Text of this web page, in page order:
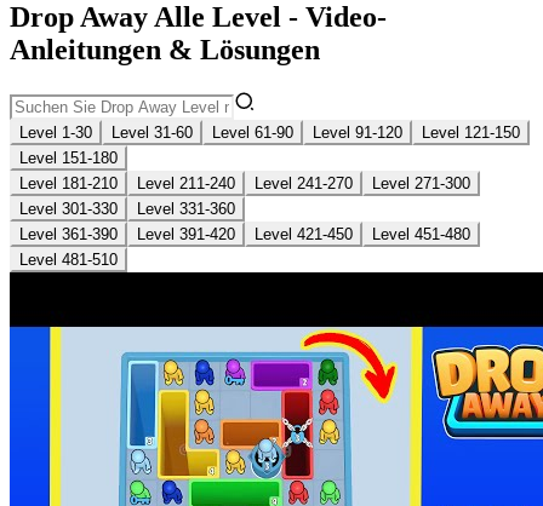
Drop Away Alle Level - Video-
Anleitungen & Lösungen
Level 1-30 Level 31-60 Level 61-90 Level 91-120
Level 121-150
Level 151-180
Level 181-210
Level 211-240 Level 241-270
Level 271-300
Level 301-330
Level 331-360
Level 361-390
Level 391-420 Level 421-450
Level 451-480
Level 481-510